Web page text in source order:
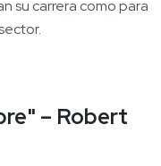
su carrera como para
– Robert